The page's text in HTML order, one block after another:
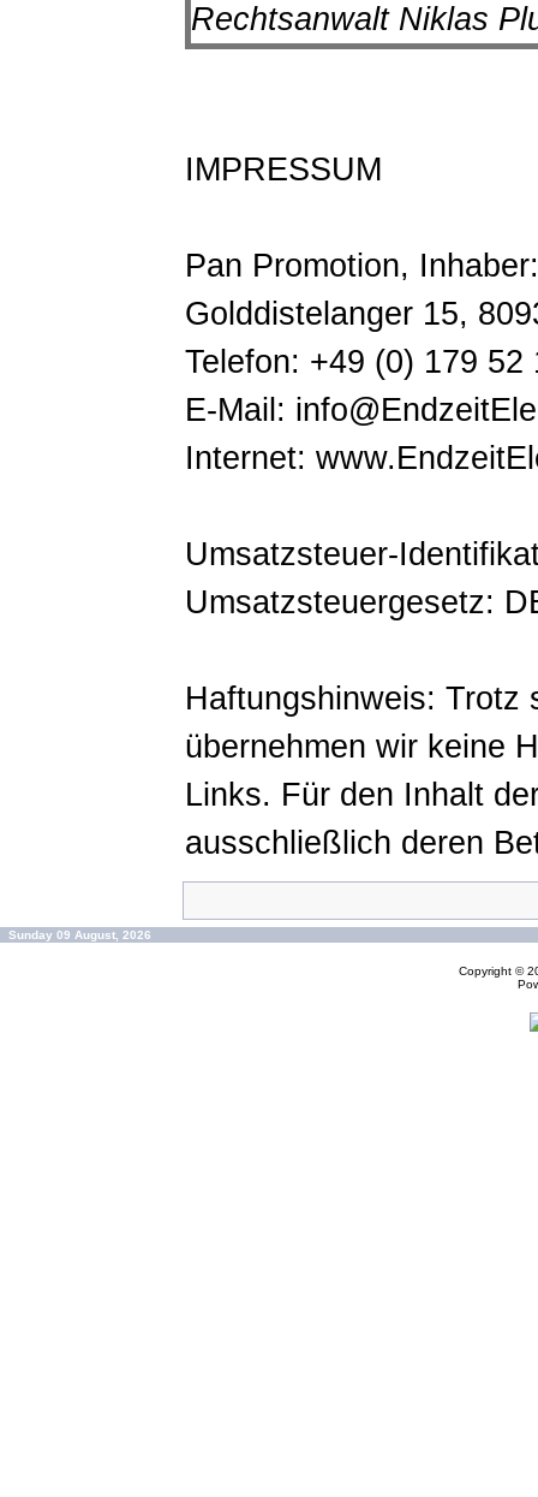
Rechtsanwalt Niklas
IMPRESSUM
Pan Promotion,
Golddistelanger 15,
Telefon: +49 (0) 179 52
E-Mail:
Internet:
Umsatzsteuer-
Umsatzsteuergesetz:
Haftungshinweis: Trotz
übernehmen wir keine
Links. Für den Inhalt
ausschließlich deren
Sunday 09 August, 2026
Copyright ©